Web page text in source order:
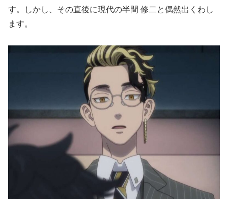
す。しかし、その直後に現代の半間 修二と偶然出くわし
ます。